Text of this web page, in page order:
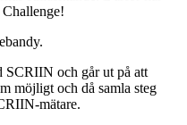
SCRIIN och går ut på att
möjligt och då samla steg
mätare.